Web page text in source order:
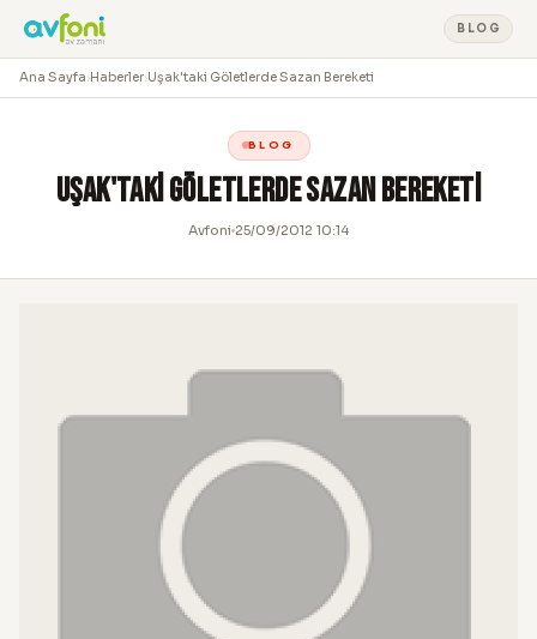
BLOG
Ana Sayfa›Haberler›Uşak'taki Göletlerde Sazan Bereketi
BLOG
Uşak'taki Göletlerde Sazan Bereketi
Avfoni 25/09/2012 10:14